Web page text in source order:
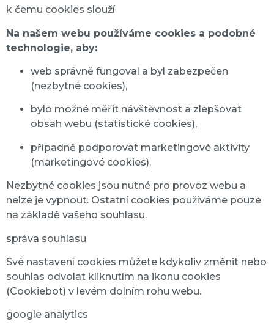
k čemu cookies slouží
Na našem webu používáme cookies a podobné
technologie, aby:
web správně fungoval a byl zabezpečen
(nezbytné cookies),
bylo možné měřit návštěvnost a zlepšovat
obsah webu (statistické cookies),
případně podporovat marketingové aktivity
(marketingové cookies).
Nezbytné cookies jsou nutné pro provoz webu a
nelze je vypnout. Ostatní cookies používáme pouze
na základě vašeho souhlasu.
správa souhlasu
Své nastavení cookies můžete kdykoliv změnit nebo
souhlas odvolat kliknutím na ikonu cookies
(Cookiebot) v levém dolním rohu webu.
google analytics